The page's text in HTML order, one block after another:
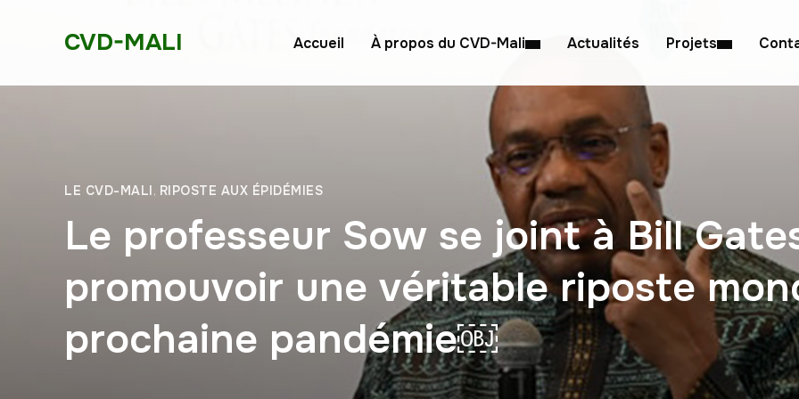
CVD-MALI Accueil À propos du CVD-Mali Actualités Projets
LE CVD-MALI, RIPOSTE AUX ÉPIDÉMIES
Le professeur Sow se joint à Bill
promouvoir une véritable riposte
prochaine pandémie￼